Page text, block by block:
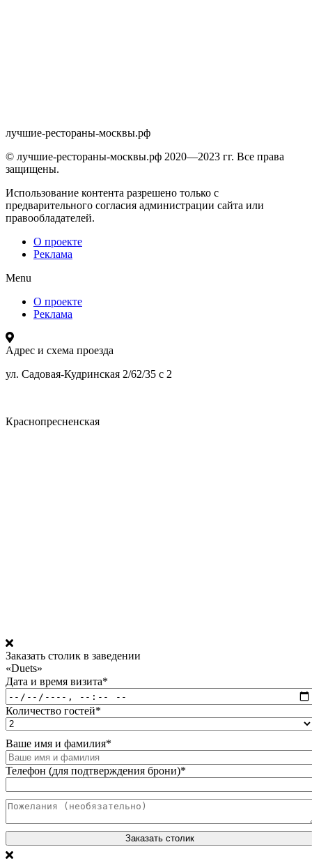
лучшие-рестораны-москвы.рф
© лучшие-рестораны-москвы.рф 2020—2023 гг. Все права
защищены.
Использование контента разрешено только с
предварительного согласия администрации сайта или
правообладателей.
О проекте
Реклама
Menu
О проекте
Реклама
Адрес и схема проезда
ул. Садовая-Кудринская 2/62/35 с 2
Краснопресненская
Заказать столик в заведении
«Duets»
Дата и время визита*
Количество гостей*
Ваше имя и фамилия*
Телефон (для подтверждения брони)*
Заказать столик